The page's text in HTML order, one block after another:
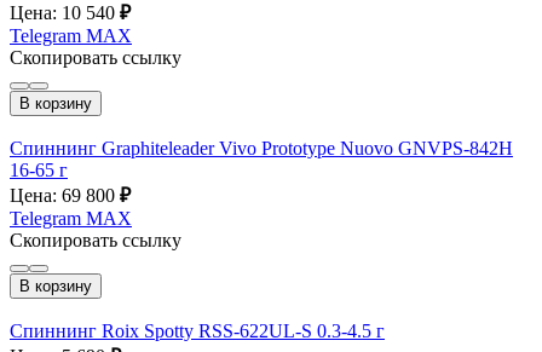
Цена: 10 540 ₽
Telegram MAX
Скопировать ссылку
В корзину
Спиннинг Graphiteleader Vivo Prototype Nuovo GNVPS-842H
16-65 г
Цена: 69 800 ₽
Telegram MAX
Скопировать ссылку
В корзину
Спиннинг Roix Spotty RSS-622UL-S 0.3-4.5 г